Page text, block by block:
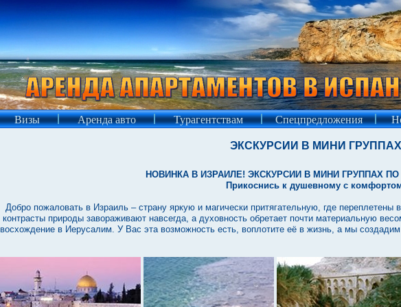
Визы Аренда авто Турагентствам Спецпредложения
ЭКСКУРСИИ В МИНИ ГРУППАХ
НОВИНКА В ИЗРАИЛЕ! ЭКСКУРСИИ В МИНИ ГРУППАХ
Прикоснись к душевному с
Добро пожаловать в Израиль – страну яркую и магически притягательную, где
контрасты природы завораживают навсегда, а духовность обретает почти материальную
восхождение в Иерусалим. У Вас эта возможность есть, воплотите её в жизнь, а мы